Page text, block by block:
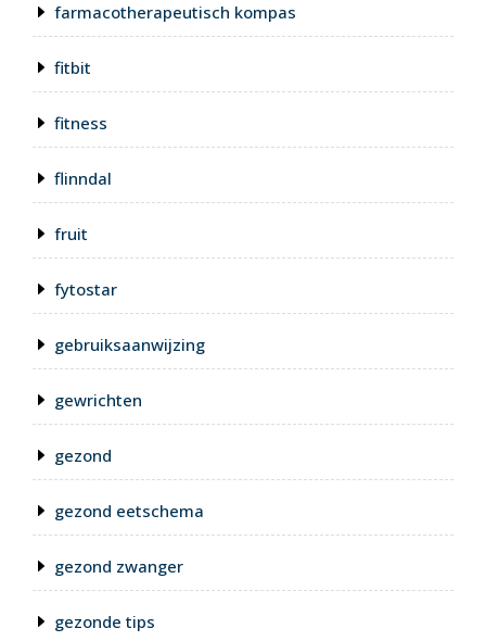
farmacotherapeutisch kompas
fitbit
fitness
flinndal
fruit
fytostar
gebruiksaanwijzing
gewrichten
gezond
gezond eetschema
gezond zwanger
gezonde tips